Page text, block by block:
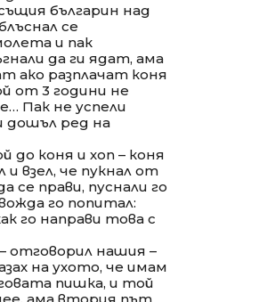
българин над
се
и пак
да ги ядат, ама
ако разплачат коня
от 3 години не
Пак не успели
дошъл ред на
до коня и хоп – коня
и взел, че пукнал от
се прави, пуснали го
го попитал:
го направи това с
отговорил нашия –
на ухото, че имам
пишка, и той